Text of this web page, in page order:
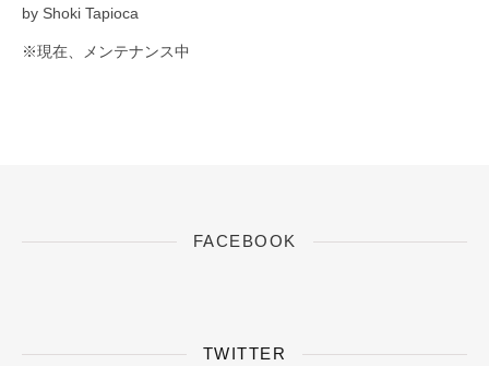
by Shoki Tapioca
※現在、メンテナンス中
FACEBOOK
TWITTER